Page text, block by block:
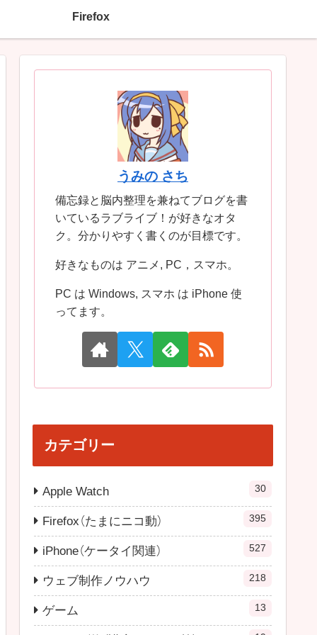
Firefox
うみの さち
備忘録と脳内整理を兼ねてブログを書
いているラブライブ！が好きなオタ
ク。分かりやすく書くのが目標です。
好きなものは アニメ, PC，スマホ。
PC は Windows, スマホ は iPhone 使
ってます。
カテゴリー
Apple Watch 30
Firefox（たまにニコ動） 395
iPhone（ケータイ関連） 527
ウェブ制作ノウハウ 218
ゲーム 13